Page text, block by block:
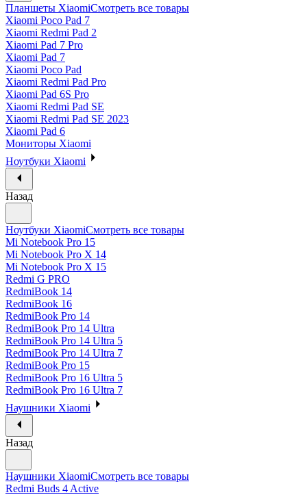
Планшеты XiaomiСмотреть все товары
Xiaomi Poco Pad 7
Xiaomi Redmi Pad 2
Xiaomi Pad 7 Pro
Xiaomi Pad 7
Xiaomi Poco Pad
Xiaomi Redmi Pad Pro
Xiaomi Pad 6S Pro
Xiaomi Redmi Pad SE
Xiaomi Redmi Pad SE 2023
Xiaomi Pad 6
Мониторы Xiaomi
Ноутбуки Xiaomi
Назад
Ноутбуки XiaomiСмотреть все товары
Mi Notebook Pro 15
Mi Notebook Pro X 14
Mi Notebook Pro X 15
Redmi G PRO
RedmiBook 14
RedmiBook 16
RedmiBook Pro 14
RedmiBook Pro 14 Ultra
RedmiBook Pro 14 Ultra 5
RedmiBook Pro 14 Ultra 7
RedmiBook Pro 15
RedmiBook Pro 16 Ultra 5
RedmiBook Pro 16 Ultra 7
Наушники Xiaomi
Назад
Наушники XiaomiСмотреть все товары
Redmi Buds 4 Active